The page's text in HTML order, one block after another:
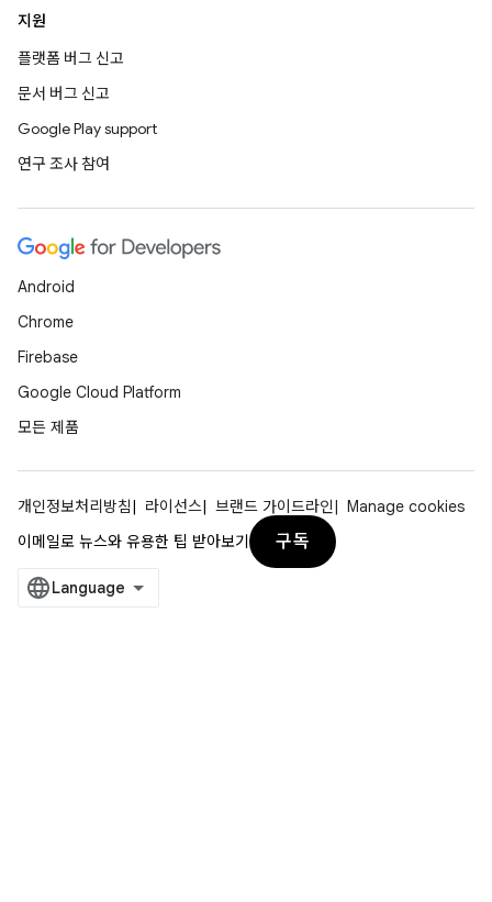
지원
플랫폼 버그 신고
문서 버그 신고
Google Play support
연구 조사 참여
Android
Chrome
Firebase
Google Cloud Platform
모든 제품
개인정보처리방침 라이선스 브랜드 가이드라인
Manage cookies
이메일로 뉴스와 유용한 팁 받아보기
구독